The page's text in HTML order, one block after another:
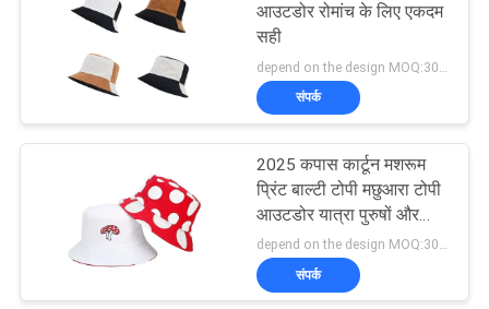
खेल पिताजी सलाम
162
आउटडोर रोमांच के लिए एकदम
सही
संपर्क
2025 कपास कार्टून मशरूम
प्रिंट बाल्टी टोपी मछुआरा टोपी
आउटडोर यात्रा पुरुषों और
महिलाओं के लिए धूप टोपी
depend on the design MOQ:300PCS/STYLE/COLOR/SIZE
संपर्क